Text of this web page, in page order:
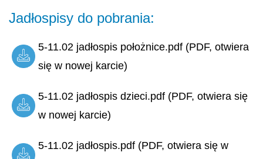
Jadłospisy do pobrania:
5-11.02 jadłospis położnice.pdf (PDF, otwiera
się w nowej karcie)
5-11.02 jadłospis dzieci.pdf (PDF, otwiera się
w nowej karcie)
5-11.02 jadłospis.pdf (PDF, otwiera się w